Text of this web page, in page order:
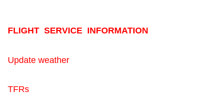
FLIGHT SERVICE INFORMATION
Update weather
TFRs